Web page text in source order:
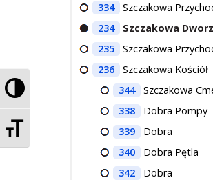
Przełącz wysoki
Zmień rozmiar czcionek
334
Szczakowa
234
Szczakowa
235
Szczakowa
236
Szczakowa Kościół
344
Szczakowa
338
Dobra Pompy
339
Dobra
340
Dobra Pętla
342
Dobra